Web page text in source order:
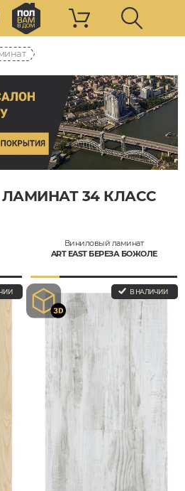
34 КЛАСС
Виниловый ламинат
ART EAST БЕРЕЗА БОЖОЛЕ
В НАЛИЧИИ